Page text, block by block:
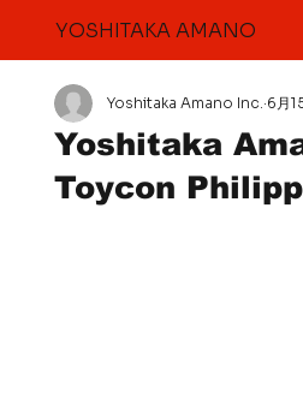
YOSHITAKA AMANO
Yoshitaka
Toycon
Yoshitaka Amano Inc. 6月